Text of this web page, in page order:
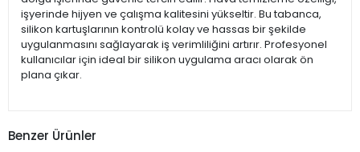
işyerinde hijyen ve çalışma kalitesini yükseltir. Bu tabanca,
silikon kartuşlarının kontrolü kolay ve hassas bir şekilde
uygulanmasını sağlayarak iş verimliliğini artırır. Profesyonel
kullanıcılar için ideal bir silikon uygulama aracı olarak ön
plana çıkar.
Benzer Ürünler